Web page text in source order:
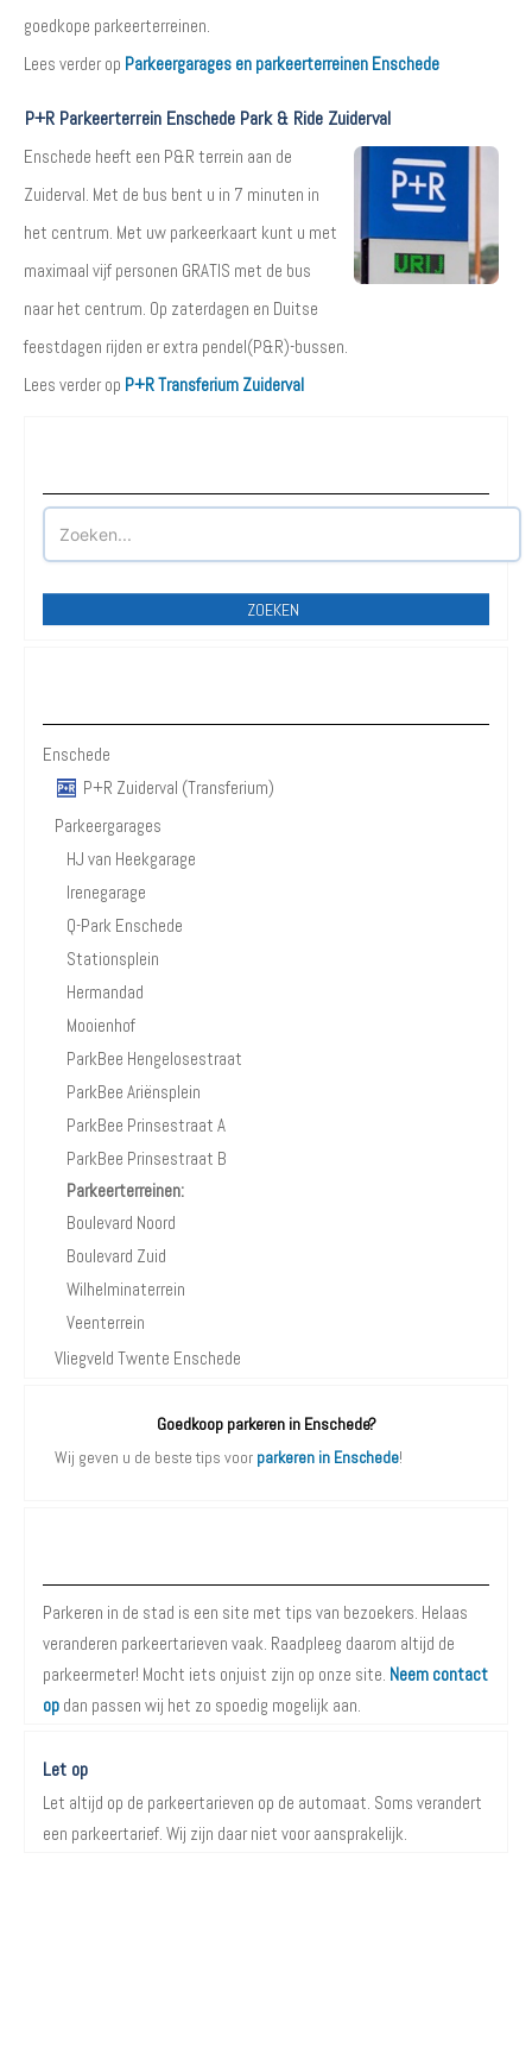
goedkope parkeerterreinen.
Lees verder op Parkeergarages en parkeerterreinen Enschede
P+R Parkeerterrein Enschede Park & Ride Zuiderval
Enschede heeft een P&R terrein aan de
Zuiderval. Met de bus bent u in 7 minuten in
het centrum. Met uw parkeerkaart kunt u met
maximaal vijf personen GRATIS met de bus
naar het centrum. Op zaterdagen en Duitse
feestdagen rijden er extra pendel(P&R)-bussen.
Lees verder op P+R Transferium Zuiderval
ZOEKEN
Enschede
P+R Zuiderval (Transferium)
Parkeergarages
HJ van Heekgarage
Irenegarage
Q-Park Enschede
Stationsplein
Hermandad
Mooienhof
ParkBee Hengelosestraat
ParkBee Ariënsplein
ParkBee Prinsestraat A
ParkBee Prinsestraat B
Parkeerterreinen:
Boulevard Noord
Boulevard Zuid
Wilhelminaterrein
Veenterrein
Vliegveld Twente Enschede
Goedkoop parkeren in Enschede?
Wij geven u de beste tips voor parkeren in Enschede!
Parkeren in de stad is een site met tips van bezoekers. Helaas
veranderen parkeertarieven vaak. Raadpleeg daarom altijd de
parkeermeter! Mocht iets onjuist zijn op onze site. Neem contact
op dan passen wij het zo spoedig mogelijk aan.
Let op
Let altijd op de parkeertarieven op de automaat. Soms verandert
een parkeertarief. Wij zijn daar niet voor aansprakelijk.